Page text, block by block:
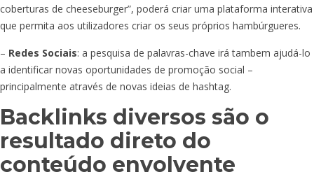
coberturas de cheeseburger”, poderá criar uma plataforma interativa
que permita aos utilizadores criar os seus próprios hambúrgueres.
– Redes Sociais: a pesquisa de palavras-chave irá tambem ajudá-lo
a identificar novas oportunidades de promoção social –
principalmente através de novas ideias de hashtag.
Backlinks diversos são o
resultado direto do
conteúdo envolvente